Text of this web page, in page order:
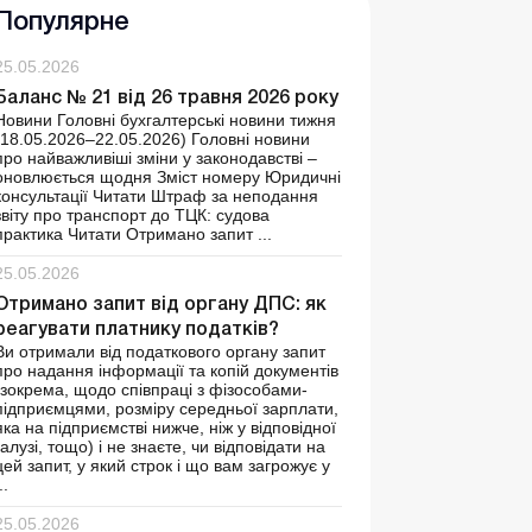
№ 21 від 26 травня 2026 року
Головні бухгалтерські новини тижня
Головні новини
найважливіші зміни у законодавстві –
щодня Зміст номеру Юридичні
Читати Штраф за неподання
про транспорт до ТЦК: судова
Читати Отримано запит ...
запит від органу ДПС: як
платнику податків?
отримали від податкового органу запит
надання інформації та копій документів
щодо співпраці з фізособами-
розміру середньої зарплати,
на підприємстві нижче, ніж у відповідної
тощо) і не знаєте, чи відповідати на
запит, у який строк і що вам загрожує у